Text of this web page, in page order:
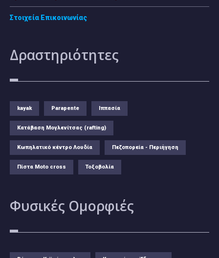
Στοιχεία Επικοινωνίας
Δραστηριότητες
kayak Parapente Ιππασία
Κατάβαση Μογλενίτσας (rafting)
Κωπηλατικό κέντρο Λουδία Πεζοπορεία - Περιήγηση
Πίστα Moto cross Τοξοβολία
Φυσικές Ομορφιές